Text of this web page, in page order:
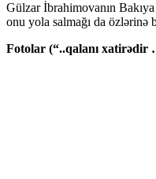
Gülzar İbrahimovanın
onu yola salmağı da özlərinə
Fotolar (“..qalanı xatirədir